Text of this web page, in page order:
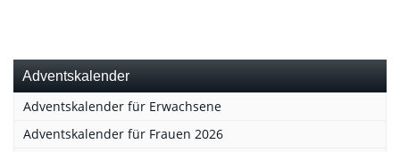
Adventskalender
Adventskalender für Erwachsene
Adventskalender für Frauen 2026